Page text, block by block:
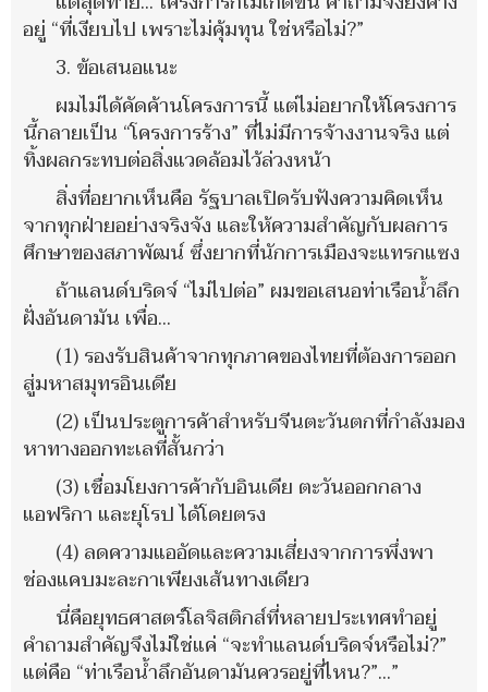
อยู่ “ที่เงียบไป เพราะไม่คุ้มทุน ใช่หรือไม่?”
3. ข้อเสนอแนะ
ผมไม่ได้คัดค้านโครงการนี้ แต่ไม่อยากให้โครงการ
นี้กลายเป็น “โครงการร้าง” ที่ไม่มีการจ้างงานจริง แต่
ทิ้งผลกระทบต่อสิ่งแวดล้อมไว้ล่วงหน้า
สิ่งที่อยากเห็นคือ รัฐบาลเปิดรับฟังความคิดเห็น
จากทุกฝ่ายอย่างจริงจัง และให้ความสำคัญกับผลการ
ศึกษาของสภาพัฒน์ ซึ่งยากที่นักการเมืองจะแทรกแซง
ถ้าแลนด์บริดจ์ “ไม่ไปต่อ” ผมขอเสนอท่าเรือน้ำลึก
ฝั่งอันดามัน เพื่อ...
(1) รองรับสินค้าจากทุกภาคของไทยที่ต้องการออก
สู่มหาสมุทรอินเดีย
(2) เป็นประตูการค้าสำหรับจีนตะวันตกที่กำลังมอง
หาทางออกทะเลที่สั้นกว่า
(3) เชื่อมโยงการค้ากับอินเดีย ตะวันออกกลาง
แอฟริกา และยุโรป ได้โดยตรง
(4) ลดความแออัดและความเสี่ยงจากการพึ่งพา
ช่องแคบมะละกาเพียงเส้นทางเดียว
นี่คือยุทธศาสตร์โลจิสติกส์ที่หลายประเทศทำอยู่
คำถามสำคัญจึงไม่ใช่แค่ “จะทำแลนด์บริดจ์หรือไม่?”
แต่คือ “ท่าเรือน้ำลึกอันดามันควรอยู่ที่ไหน?”...”